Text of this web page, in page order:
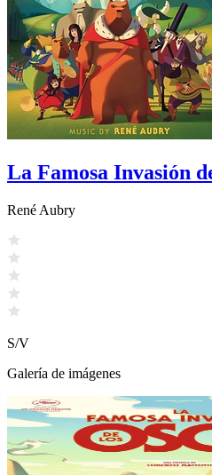
La Famosa Invasión
René Aubry
S/V
Galería de imágenes